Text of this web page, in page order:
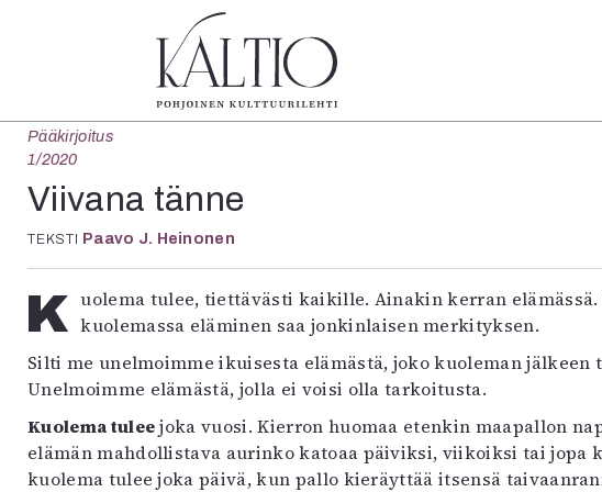
Tanssi
Tanssi
Levyt
4/2026
2–3/2026
1/2026
6/2025
5/2025 saame
5/2025
Toimitus
Mediatiedot
Kaltio ry
Pääkirjoitus
1/2020
Viivana tänne
TEKSTI Paavo J. Heinonen
Kuolema tulee, tiettävästi kaikille. Ainakin kerran elämässä. Syntymän pyrkimys on kuolema, vain kuolemassa eläminen saa jonkinlaisen merkityksen.
Silti me unelmoimme ikuisesta elämästä, joko kuoleman jälkeen
Unelmoimme elämästä, jolla ei voisi olla tarkoitusta.
Kuolema tuleejoka vuosi. Kierron huomaa etenkin maapallon
elämän mahdollistava aurinko katoaa päiviksi, viikoiksi tai jopa
kuolema tulee joka päivä, kun pallo kieräyttää itsensä